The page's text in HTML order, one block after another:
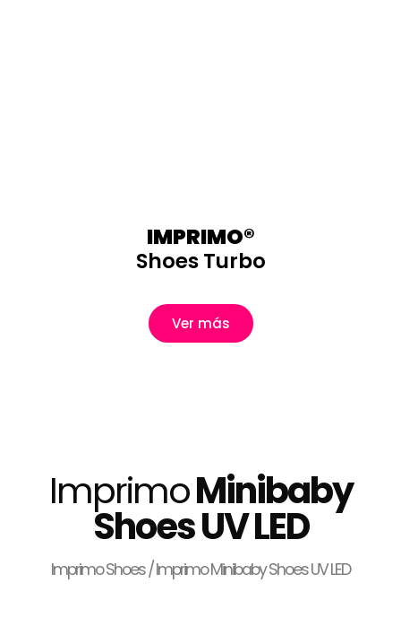
IMPRIMO®
Shoes Turbo
Ver más
ImprimoMinibaby
Shoes UV LED
Imprimo Shoes / Imprimo Minibaby Shoes UV LED